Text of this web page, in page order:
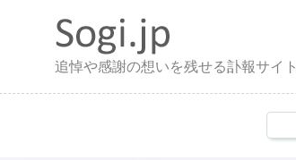
追悼や感謝の想いを残せる訃報サイト